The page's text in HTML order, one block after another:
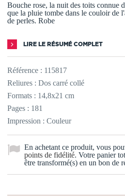
Bouche rose, la nuit des toits connue
que la pluie tombe dans le couloir de
de perles. Robe
LIRE LE RÉSUMÉ COMPLET
Référence : 115817
Reliures : Dos carré collé
Formats : 14,8x21 cm
Pages : 181
Impression : Couleur
En achetant ce produit, vous
points de fidélité. Votre panier
être transformé(s) en un bon de